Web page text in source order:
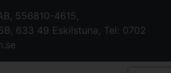
, 556810-4615,
633 49 Eskilstuna, Tel: 0702